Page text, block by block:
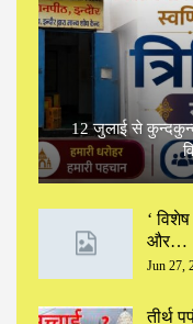
12 जुलाई से कुन्दकुन्द
‘
और…
Jun 27,
तीर्थ